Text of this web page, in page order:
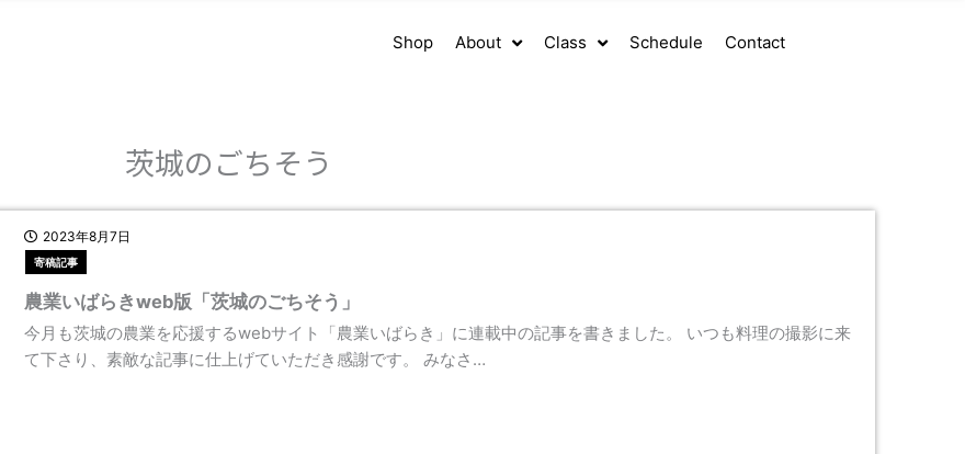
Shop About Class Schedule Contact
茨城のごちそう
2023年8月7日
寄稿記事
農業いばらきweb版「茨城のごちそう」
今月も茨城の農業を応援するwebサイト「農業いばらき」に連載中の記事を書きました。 いつも料理の撮影に来
て下さり、素敵な記事に仕上げていただき感謝です。 みなさ…